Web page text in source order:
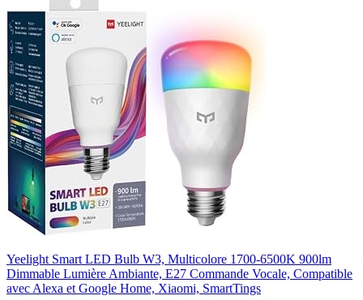
Yeelight Smart LED Bulb W3, Multicolore 1700-6500K 900lm
Dimmable Lumière Ambiante, E27 Commande Vocale, Compatible
avec Alexa et Google Home, Xiaomi, SmartTings